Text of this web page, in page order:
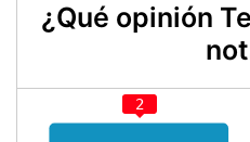
¿Qué opinión
2